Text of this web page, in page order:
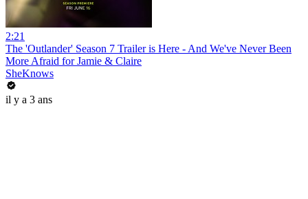
2:21
The 'Outlander' Season 7 Trailer is Here - And We've Never Been
More Afraid for Jamie & Claire
SheKnows
il y a 3 ans